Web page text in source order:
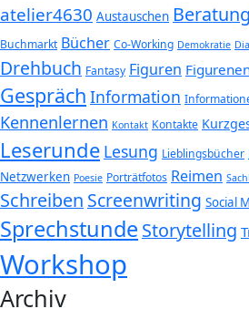
atelier4630 Austauschen Beratung
Buchmarkt Bücher Co-Working Demokratie
Drehbuch Fantasy Figuren
Gespräch Information
Kennenlernen Kontakt Kontakte
Leserunde Lesung Lieblingsbücher
Netzwerken Poesie Porträtfotos Reimen
Schreiben Screenwriting Social
Sprechstunde Storytelling
Workshop
Archiv